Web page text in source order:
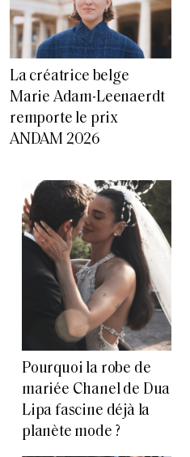
La créatrice belge
Marie Adam-Leenaerdt
remporte le prix
ANDAM 2026
Pourquoi la robe de
mariée Chanel de Dua
Lipa fascine déjà la
planète mode ?